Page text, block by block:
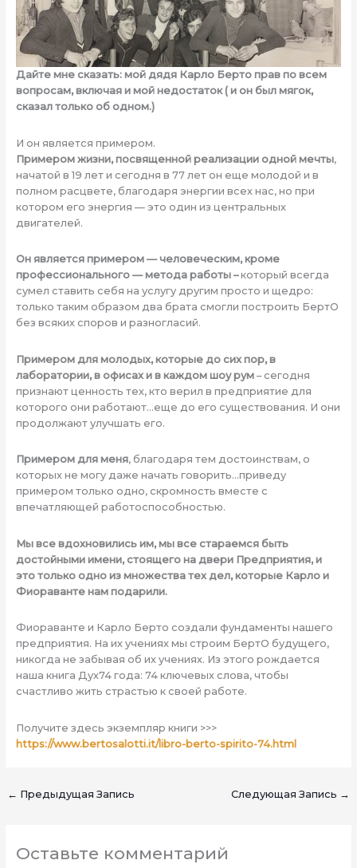
Дайте мне сказать: мой дядя Карло Берто прав по всем
вопросам, включая и мой недостаток ( и он был мягок,
сказал только об одном.)
И он является примером.
Примером жизни, посвященной реализации одной мечты,
начатой в 19 лет и сегодня в 77 лет он еще молодой и в
полном расцвете, благодаря энергии всех нас, но при
котором его энергия — это один из центральных
двигателей.
Он является примером — человеческим, кроме
профессионального — метода работы –который всегда
сумел ставить себя на услугу другим просто и щедро:
только таким образом два брата смогли построить БертО
без всяких споров и разногласий.
Примером для молодых, которые до сих пор, в
лаборатории, в офисах и в каждом шоу рум– сегодня
признают ценность тех, кто верил в предприятие для
которого они работают…еще до его существования. И они
продолжают улучшать его.
Примером для меня, благодаря тем достоинствам, о
которых не могу даже начать говорить…приведу
примером только одно, скромность вместе с
впечатляющей работоспособностью.
Мы все вдохновились им, мы все стараемся быть
достойными имени, стоящего на двери Предприятия, и
это только одно из множества тех дел, которые Карло и
Фиораванте нам подарили.
Фиораванте и Карло Берто создали фундаменты нашего
предприятия. На их учениях мы строим БертО будущего,
никогда не забывая об их учениях. Из этого рождается
наша книга Дух74 года: 74 ключевых слова, чтобы
счастливо жить страстью к своей работе.
Получите здесь экземпляр книги >>>
https://www.bertosalotti.it/libro-berto-spirito-74.html
← Предыдущая Запись Следующая Запись →
Оставьте комментарий